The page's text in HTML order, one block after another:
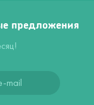
предложения